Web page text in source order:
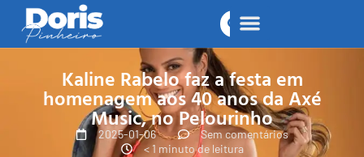
Kaline Rabelo faz a festa em
homenagem aos 40 anos da Axé
Music, no Pelourinho
2025-01-06
Sem comentários
< 1 minuto de leitura